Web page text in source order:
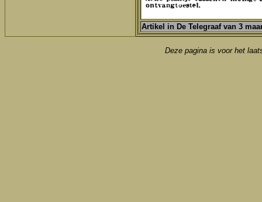
Artikel in De Telegraaf van 3
Deze pagina is voor het